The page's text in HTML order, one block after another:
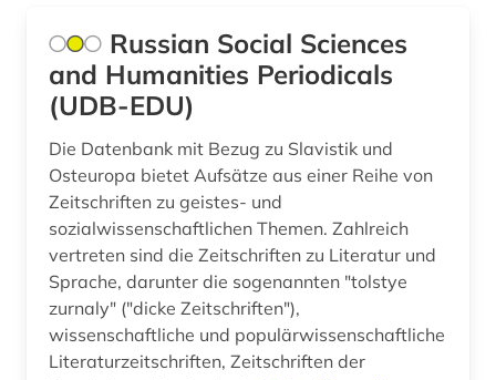
geheimdienst (2)
geopolitik (1)
georgien (4)
gercen (1)
germanistik (1)
geschichte (29)
Palaestina (2)
Polen (26)
Portugal (2)
Rheinland-Pfalz (1)
Roemisches Reich (2)
Rumänien (15)
Saarland (1)
Sachsen (1)
Russian Social Sciences
and Humanities Periodicals
(UDB-EDU)
Die Datenbank mit Bezug zu Slavistik und
Osteuropa bietet Aufsätze aus einer Reihe von
Zeitschriften zu geistes- und
sozialwissenschaftlichen Themen. Zahlreich
vertreten sind die Zeitschriften zu Literatur und
Sprache, darunter die sogenannten "tolstye
zurnaly" ("dicke Zeitschriften"),
wissenschaftliche und populärwissenschaftliche
Literaturzeitschriften, Zeitschriften der